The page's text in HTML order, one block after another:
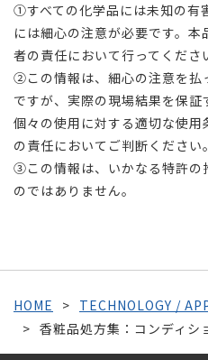
①すべての化学品には未知の有
には細心の注意が必要です。
者の責任において行ってくださ
②この情報は、細心の注意を払
ですが、実際の現場結果を保証
個々の使用に対する適切な使
の責任においてご判断ください。
③この情報は、いかなる特許の
のではありません。
HOME
TECHNOLOGY /
香粧品処方集：コンディシ